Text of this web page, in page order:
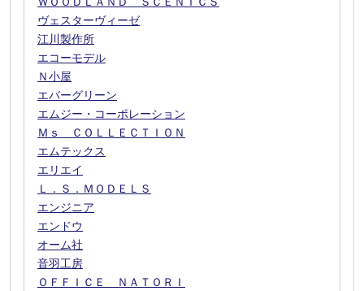
ヴェスターヴィーゼ
江川製作所
エコーモデル
Ｎ小屋
エバーグリーン
エムジー・コーポレーション
Ｍｓ ＣＯＬＬＥＣＴＩＯＮ
エムテックス
エリエイ
Ｌ．Ｓ．ＭＯＤＥＬＳ
エンジニア
エンドウ
オーム社
音羽工房
ＯＦＦＩＣＥ ＮＡＴＯＲＩ